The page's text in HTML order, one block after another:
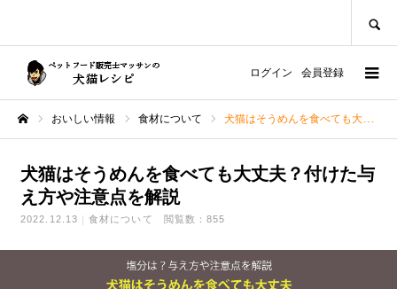
ログイン 会員登録
おいしい情報 食材について 犬猫はそうめんを食べても大丈夫？付けた与え方や注意点を解説
犬猫はそうめんを食べても大丈夫？付けた与
え方や注意点を解説
2022.12.13 食材について 閲覧数：855